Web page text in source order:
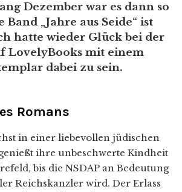
Dezember war es dann so
Band „Jahre aus Seide“ ist
hatte wieder Glück bei der
LovelyBooks mit einem
dabei zu sein.
Romans
in einer liebevollen jüdischen
ihre unbeschwerte Kindheit
bis die NSDAP an Bedeutung
Reichskanzler wird. Der Erlass